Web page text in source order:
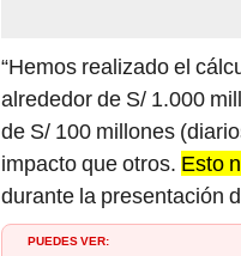
“Hemos realizado el
alrededor de S/ 1.000
de S/ 100 millones
impacto que otros. Esto
durante la presentación
PUEDES VER: